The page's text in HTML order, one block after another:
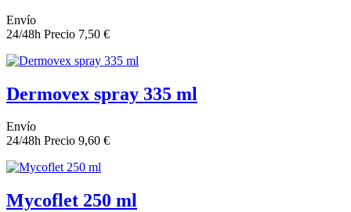
Envío
24/48h Precio 7,50 €
Dermovex spray 335 ml
Envío
24/48h Precio 9,60 €
Mycoflet 250 ml